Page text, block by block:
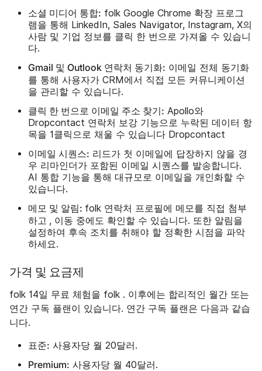
소셜 미디어 통합: folk Google Chrome 확장 프로그
램을 통해 LinkedIn, Sales Navigator, Instagram, X의
사람 및 기업 정보를 클릭 한 번으로 가져올 수 있습니
다.
Gmail 및 Outlook 연락처 동기화: 이메일 전체 동기화
를 통해 사용자가 CRM에서 직접 모든 커뮤니케이션
을 관리할 수 있습니다.
클릭 한 번으로 이메일 주소 찾기: Apollo와
Dropcontact 연락처 보강 기능으로 누락된 데이터 항
목을 1클릭으로 채울 수 있습니다 Dropcontact
이메일 시퀀스: 리드가 첫 이메일에 답장하지 않을 경
우 리마인더가 포함된 이메일 시퀀스를 발송합니다.
AI 통합 기능을 통해 대규모로 이메일을 개인화할 수
있습니다.
메모 및 알림: folk 연락처 프로필에 메모를 직접 첨부
하고 , 이동 중에도 확인할 수 있습니다. 또한 알림을
설정하여 후속 조치를 취해야 할 정확한 시점을 파악
하세요.
가격 및 요금제
folk 14일 무료 체험을 folk . 이후에는 합리적인 월간 또는
연간 구독 플랜이 있습니다. 연간 구독 플랜은 다음과 같습
니다.
표준: 사용자당 월 20달러.
Premium: 사용자당 월 40달러.